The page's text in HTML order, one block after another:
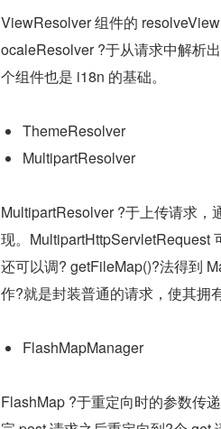
ViewResolver 组件的
ocaleResolver ?于从请求中解析
个组件也是 i18n 的基础。
ThemeResolver
MultipartResolver
MultipartResolver ?于上传请求，
现。MultipartHttpServletRequest
还可以调? getFileMap()?法得到
作?就是封装普通的请求，使其拥
FlashMapManager
FlashMap ?于重定向时的参数传